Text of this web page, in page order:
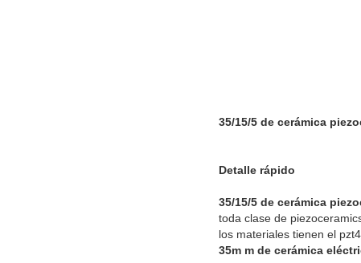
35/15/5 de cerámica
Detalle rápido
35/15/5 de cerámica
toda clase de
los materiales tienen el
35m m de cerámica